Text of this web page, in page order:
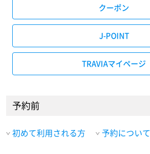
クーポン
J-POINT
TRAVIAマイページ
予約前
初めて利用される方 予約について